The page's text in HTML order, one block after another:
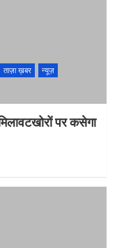
ताज़ा ख़बर
न्यूज़
पर कसेगा